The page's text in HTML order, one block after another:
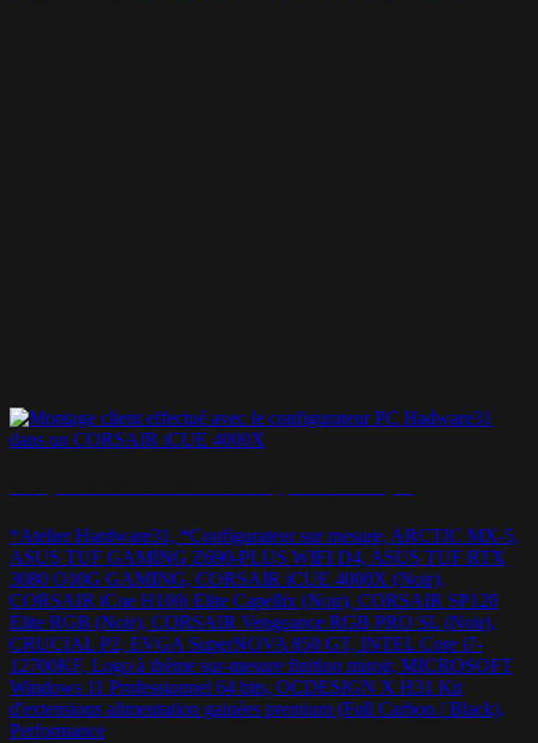
*Atelier Hardware31, *Configurateur sur mesure, ARCTIC MX-5,
ASUS TUF GAMING Z690-PLUS WIFI D4, ASUS TUF RTX
3080 O10G GAMING, CORSAIR iCUE 4000X (Noir),
CORSAIR iCue H100i Elite Capellix (Noir), CORSAIR SP120
Elite RGB (Noir), CORSAIR Vengeance RGB PRO SL (Noir),
CRUCIAL P2, EVGA SuperNOVA 850 GT, INTEL Core i7-
12700KF, Logo à thème sur-mesure finition miroir, MICROSOFT
Windows 11 Professionnel 64 bits, OCDESIGN X H31 Kit
d'extensions alimentation gainées premium (Full Carbon / Black),
Performance